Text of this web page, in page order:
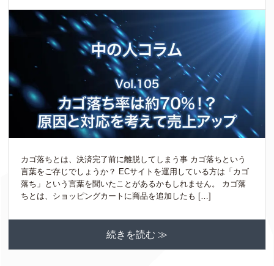
カゴ落ちとは、決済完了前に離脱してしまう事 カゴ落ちという
言葉をご存じでしょうか？ ECサイトを運用している方は「カゴ
落ち」という言葉を聞いたことがあるかもしれません。 カゴ落
ちとは、ショッピングカートに商品を追加したも […]
続きを読む ≫